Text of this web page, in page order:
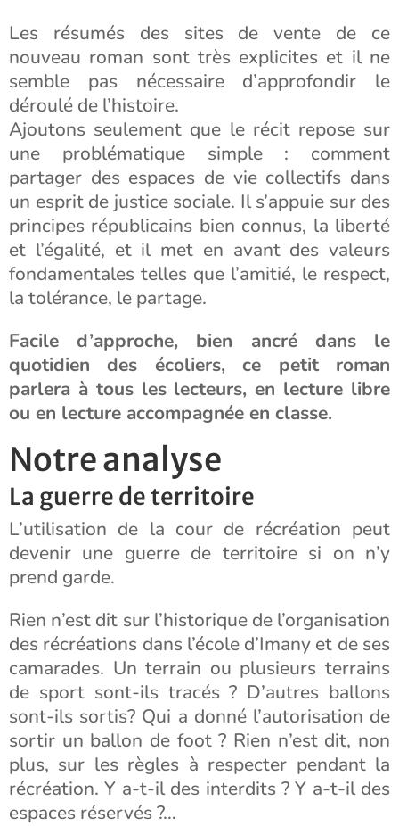
Les résumés des sites de vente de ce
nouveau roman sont très explicites et il ne
semble pas nécessaire d’approfondir le
déroulé de l’histoire.
Ajoutons seulement que le récit repose sur
une problématique simple : comment
partager des espaces de vie collectifs dans
un esprit de justice sociale. Il s’appuie sur des
principes républicains bien connus, la liberté
et l’égalité, et il met en avant des valeurs
fondamentales telles que l’amitié, le respect,
la tolérance, le partage.
Facile d’approche, bien ancré dans le
quotidien des écoliers, ce petit roman
parlera à tous les lecteurs, en lecture libre
ou en lecture accompagnée en classe.
Notre analyse
La guerre de territoire
L’utilisation de la cour de récréation peut
devenir une guerre de territoire si on n’y
prend garde.
Rien n’est dit sur l’historique de l’organisation
des récréations dans l’école d’Imany et de ses
camarades. Un terrain ou plusieurs terrains
de sport sont-ils tracés ? D’autres ballons
sont-ils sortis? Qui a donné l’autorisation de
sortir un ballon de foot ? Rien n’est dit, non
plus, sur les règles à respecter pendant la
récréation. Y a-t-il des interdits ? Y a-t-il des
espaces réservés ?…